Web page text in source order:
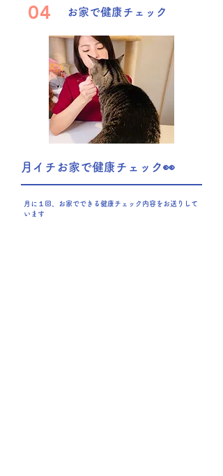
お家で健康チェック
04
月イチお家で健康チェック👀
月に１回、お家でできる健康チェック内容をお送りして
います